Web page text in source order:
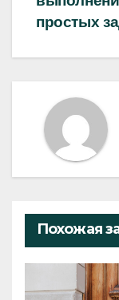
простых
Похожая